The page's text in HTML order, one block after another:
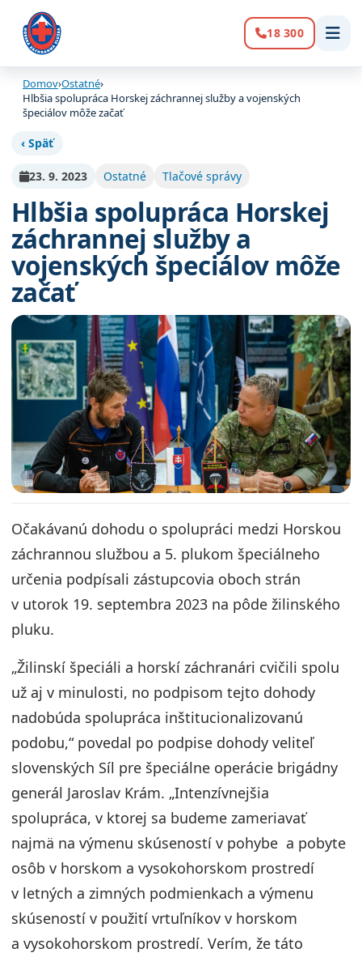
Volanie:
18 300
Domov›Ostatné›
Hlbšia spolupráca Horskej záchrannej služby a vojenských
špeciálov môže začať
‹ Späť
23. 9. 2023 Ostatné Tlačové správy
Hlbšia spolupráca Horskej
záchrannej služby a
vojenských špeciálov môže
začať
Očakávanú dohodu o spolupráci medzi Horskou
záchrannou službou a 5. plukom špeciálneho
určenia podpísali zástupcovia oboch strán
v utorok 19. septembra 2023 na pôde žilinského
pluku.
„Žilinskí špeciáli a horskí záchranári cvičili spolu
už aj v minulosti, no podpisom tejto dohody
nadobúda spolupráca inštitucionalizovanú
podobu,“ povedal po podpise dohody veliteľ
slovenských Síl pre špeciálne operácie brigádny
generál Jaroslav Krám. „Intenzívnejšia
spolupráca, v ktorej sa budeme zameriavať
najmä na výmenu skúseností v pohybe a pobyte
osôb v horskom a vysokohorskom prostredí
v letných a zimných podmienkach a výmenu
skúseností v použití vrtuľníkov v horskom
a vysokohorskom prostredí. Verím, že táto